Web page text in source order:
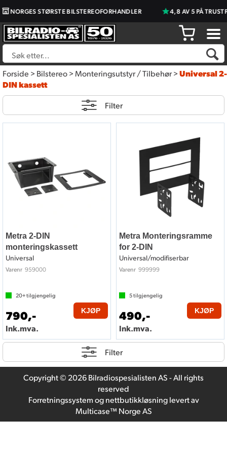
NORGES STØRSTE BILSTEREOFORHANDLER 4,8 AV 5 PÅ
Forside>Bilstereo>Monteringsutstyr / Tilbehør>Universal 2-
DIN kassett
Filter
Metra 2-DIN
monteringskassett
Universal
Varenr 959000
20+tilgjengelig
790,-
Ink.mva.
KJØP
Metra Monteringsramme
for 2-DIN
Universal/modifiserbar
Varenr 999999
5tilgjengelig
490,-
Ink.mva.
KJØP
Filter
Copyright © 2026 Bilradiospesialisten AS - All rights
reserved
Forretningssystemognettbutikkløsninglevert av
Multicase™ Norge AS